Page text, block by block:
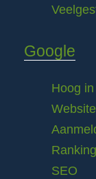
Google
Hoog
Ranking
SEO